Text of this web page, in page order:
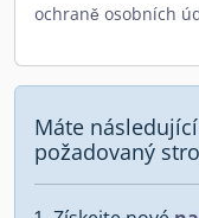
ochraně osobních
Máte
požadovaný